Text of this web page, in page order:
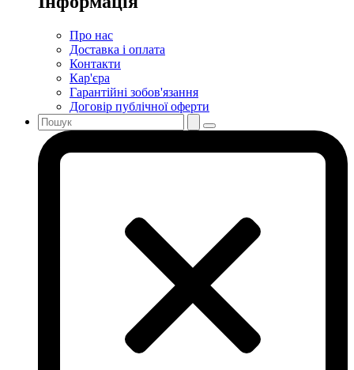
Про нас
Доставка і оплата
Контакти
Кар'єра
Гарантійні зобов'язання
Договір публічної оферти